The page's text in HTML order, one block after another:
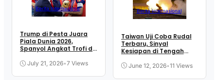
Berita Internasional
Trump di Pesta Juara
Piala Dunia 2026,
Spanyol Angkat Trofi di
July 21, 2026•7 Views
Berita Internasional
Taiwan Uji Coba Rudal
Terbaru, Sinyal
Kesiapan di Tengah
June 12, 2026•11 Views